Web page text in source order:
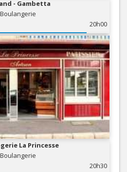
- Gambetta
Boulangerie
20h00
La Princesse
Boulangerie
20h30